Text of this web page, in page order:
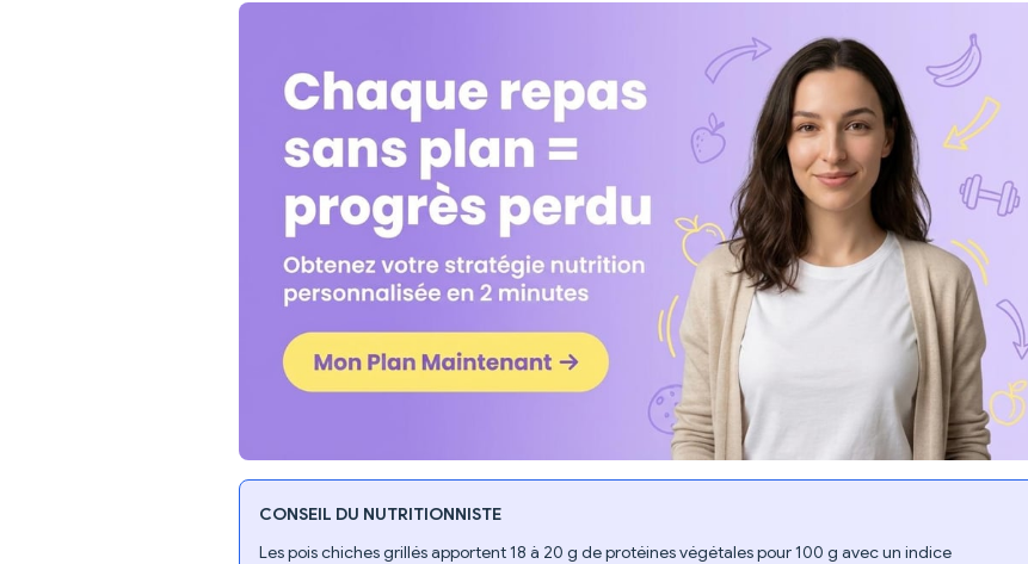
CONSEIL DU NUTRITIONNISTE
Les pois chiches grillés apportent 18 à 20 g de protéines végétales pour 100 g avec un indice